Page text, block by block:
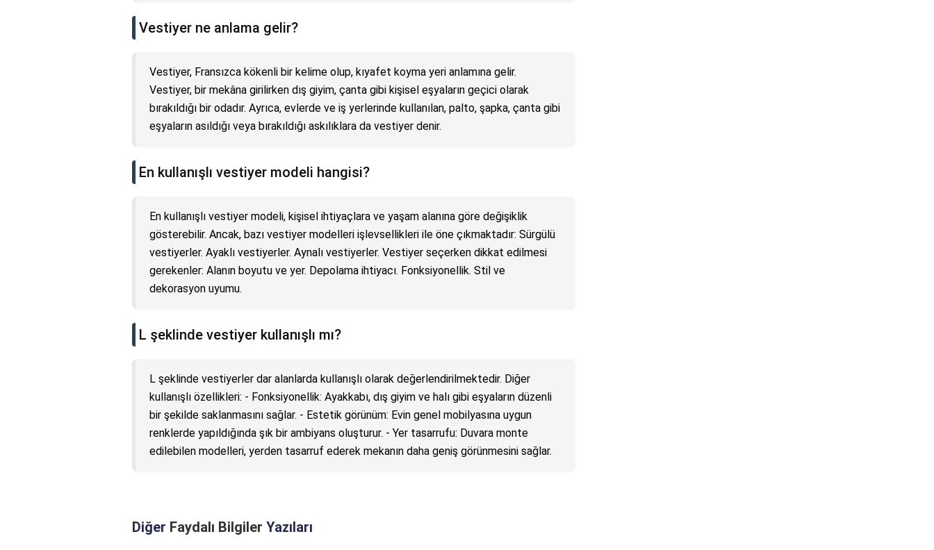
Vestiyer ne anlama gelir?
Vestiyer, Fransızca kökenli bir kelime olup, kıyafet koyma yeri anlamına gelir.
Vestiyer, bir mekâna girilirken dış giyim, çanta gibi kişisel eşyaların geçici olarak
bırakıldığı bir odadır. Ayrıca, evlerde ve iş yerlerinde kullanılan, palto, şapka, çanta gibi
eşyaların asıldığı veya bırakıldığı askılıklara da vestiyer denir.
En kullanışlı vestiyer modeli hangisi?
En kullanışlı vestiyer modeli, kişisel ihtiyaçlara ve yaşam alanına göre değişiklik
gösterebilir. Ancak, bazı vestiyer modelleri işlevsellikleri ile öne çıkmaktadır: Sürgülü
vestiyerler. Ayaklı vestiyerler. Aynalı vestiyerler. Vestiyer seçerken dikkat edilmesi
gerekenler: Alanın boyutu ve yer. Depolama ihtiyacı. Fonksiyonellik. Stil ve
dekorasyon uyumu.
L şeklinde vestiyer kullanışlı mı?
L şeklinde vestiyerler dar alanlarda kullanışlı olarak değerlendirilmektedir. Diğer
kullanışlı özellikleri: - Fonksiyonellik: Ayakkabı, dış giyim ve halı gibi eşyaların düzenli
bir şekilde saklanmasını sağlar. - Estetik görünüm: Evin genel mobilyasına uygun
renklerde yapıldığında şık bir ambiyans oluşturur. - Yer tasarrufu: Duvara monte
edilebilen modelleri, yerden tasarruf ederek mekanın daha geniş görünmesini sağlar.
Diğer Faydalı Bilgiler Yazıları